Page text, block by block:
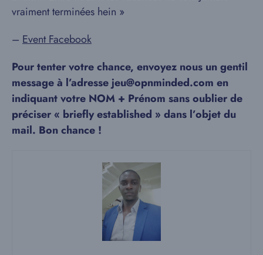
vraiment terminées hein »
– Event Facebook
Pour tenter votre chance, envoyez nous un gentil
message à l’adresse jeu@opnminded.com en
indiquant votre NOM + Prénom sans oublier de
préciser « briefly established » dans l’objet du
mail. Bon chance !